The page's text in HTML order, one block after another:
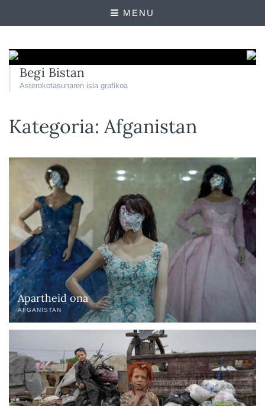
MENU
Begi Bistan
Asterokotasunaren isla grafikoa
Kategoria:Afganistan
Apartheid ona
AFGANISTAN